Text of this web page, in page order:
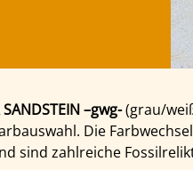
SANDSTEIN –gwg-(grau/
Die
sind zahlreiche